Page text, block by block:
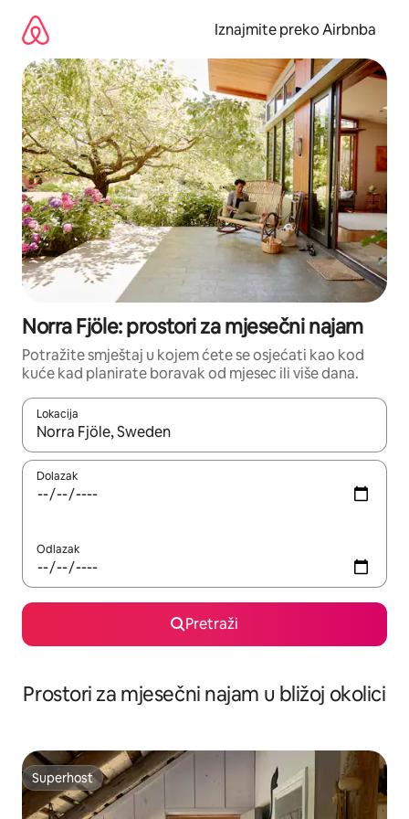
sadržaj
Iznajmite preko Airbnba
Norra Fjöle: prostori za mjesečni najam
Potražite smještaj u kojem ćete se osjećati kao kod
kuće kad planirate boravak od mjesec ili više dana.
Lokacija
Kada budu dostupni rezultati, moći ćete ih pregledati
Dolazak
Odlazak
Pretraži
Prostori za mjesečni najam u bližoj okolici
Superhost
Superhost